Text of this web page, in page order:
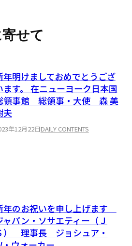
せて
年明けましておめでとうござ
ます。 在ニューヨーク日本国
領事館 総領事・大使 森 美
夫
年12月22日DAILY CONTENTS
年のお祝いを申し上げます
ャパン・ソサエティー（Ｊ
） 理事長 ジョシュア・